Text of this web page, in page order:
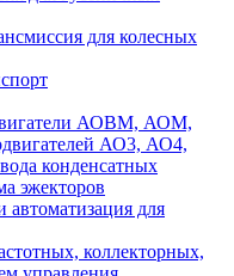
для колесных
АОВМ, АОМ,
АО3, АО4,
конденсатных
эжекторов
для
коллекторных,